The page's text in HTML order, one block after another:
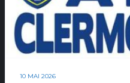
10 MAI 2026